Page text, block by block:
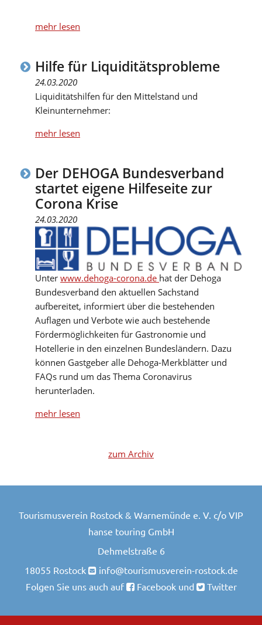
mehr lesen
Hilfe für Liquiditätsprobleme
24.03.2020
Liquiditätshilfen für den Mittelstand und
Kleinunternehmer:
mehr lesen
Der DEHOGA Bundesverband
startet eigene Hilfeseite zur
Corona Krise
24.03.2020
Unter www.dehoga-corona.de hat der Dehoga
Bundesverband den aktuellen Sachstand
aufbereitet, informiert über die bestehenden
Auflagen und Verbote wie auch bestehende
Fördermöglichkeiten für Gastronomie und
Hotellerie in den einzelnen Bundesländern. Dazu
können Gastgeber alle Dehoga-Merkblätter und
FAQs rund um das Thema Coronavirus
herunterladen.
mehr lesen
zum Archiv
Tourismusverein Rostock & Warnemünde e. V. c/o VIP
hanse touring GmbH
Dehmelstraße 6
18055 Rostock
info@tourismusverein-rostock.de
Folgen Sie uns auch auf
Facebookund Twitter